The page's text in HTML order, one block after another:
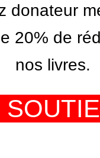
donateur
20% de
nos livres.